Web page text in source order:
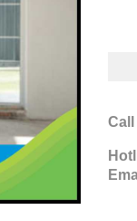
Call